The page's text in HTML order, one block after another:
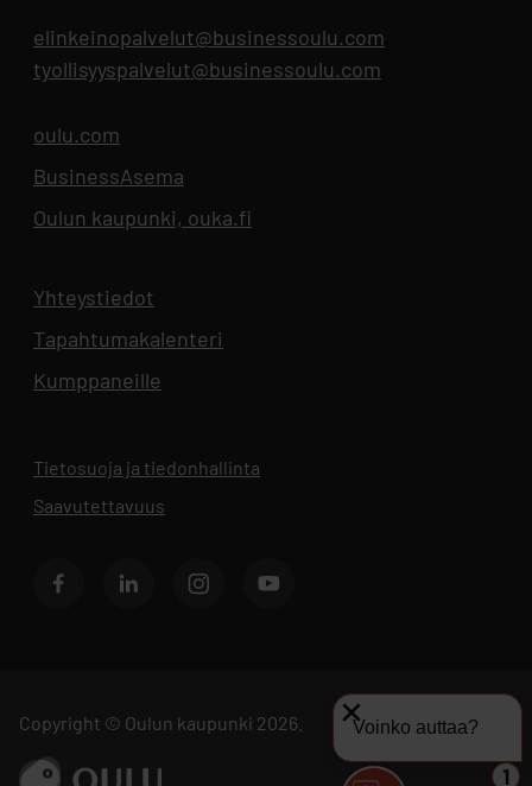
elinkeinopalvelut@businessoulu.com
tyollisyyspalvelut@businessoulu.com
oulu.com
BusinessAsema
Oulun kaupunki, ouka.fi
Yhteystiedot
Tapahtumakalenteri
Kumppaneille
Tietosuoja ja tiedonhallinta
Saavutettavuus
FacebookLinkedIn InstagramYoutube
Copyright © Oulun kaupunki 2026.
Siirry sivustolle ouka.fi
Voinko auttaa?
1